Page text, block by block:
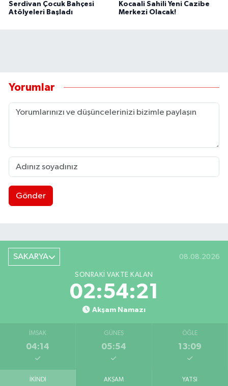
Serdivan Çocuk Bahçesi
Atölyeleri Başladı
Kocaali Sahili Yeni Cazibe
Merkezi Olacak!
Yorumlar
Gönder
SAKARYA 08.08.2026
SONRAKI VAKTE KALAN
02:54:20
Akşam Namazı
İMSAK
04:14
GÜNEŞ
05:54
ÖĞLE
13:09
İKINDI AKŞAM YATSI